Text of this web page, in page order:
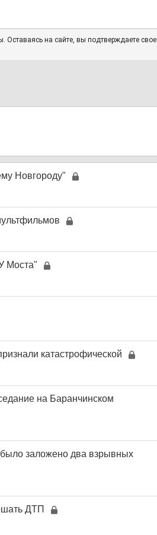
на сайте, вы подтверждаете свое
Новгороду"
Моста"
катастрофической
на Баранчинском
заложено два взрывных
ДТП